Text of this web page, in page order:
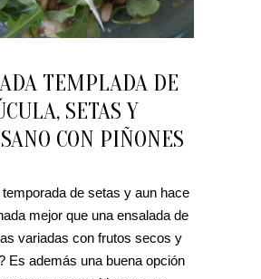
TEMPLADA DE
SETAS Y
CON PIÑONES
de setas y aun hace
mejor que una ensalada de
variadas con frutos secos y
Es además una buena opción